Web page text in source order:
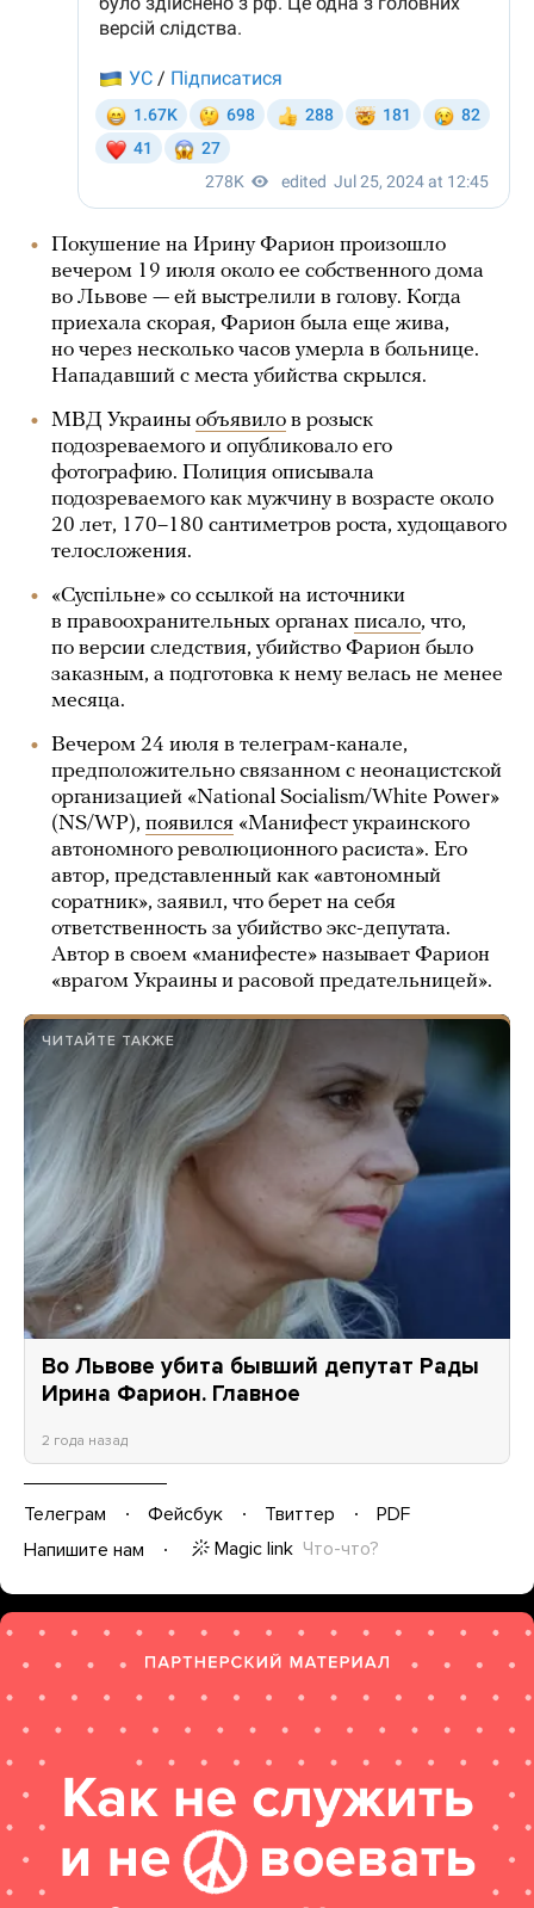
Покушение на Ирину Фарион произошло
вечером 19 июля около ее собственного дома
во Львове — ей выстрелили в голову. Когда
приехала скорая, Фарион была еще жива,
но через несколько часов умерла в больнице.
Нападавший с места убийства скрылся.
МВД Украины объявило в розыск
подозреваемого и опубликовало его
фотографию. Полиция описывала
подозреваемого как мужчину в возрасте около
20 лет, 170–180 сантиметров роста, худощавого
телосложения.
«Суспiльне» со ссылкой на источники
в правоохранительных органах писало, что,
по версии следствия, убийство Фарион было
заказным, а подготовка к нему велась не менее
месяца.
Вечером 24 июля в телеграм-канале,
предположительно связанном с неонацистской
организацией «National Socialism/White Power»
(NS/WP), появился «Манифест украинского
автономного революционного расиста». Его
автор, представленный как «автономный
соратник», заявил, что берет на себя
ответственность за убийство экс-депутата.
Автор в своем «манифесте» называет Фарион
«врагом Украины и расовой предательницей».
ЧИТАЙТЕ ТАКЖЕ
Во Львове убита бывший депутат Рады
Ирина Фарион. Главное
2 года назад
Телеграм Фейсбук Твиттер
PDF
Напишите нам
Magic link Что-что?